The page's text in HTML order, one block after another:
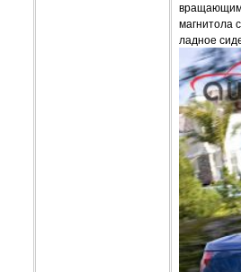
магнитола
ладное